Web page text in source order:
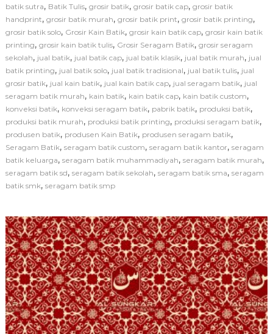
a
t
i
k
b
u
s
.
c
o
m
P
u
s
e
n
S
e
r
a
g
a
m
batik sutra, Batik Tulis, grosir batik, grosir batik cap, grosir batik
handprint, grosir batik murah, grosir batik print, grosir batik printing,
grosir batik solo, Grosir Kain Batik, grosir kain batik cap, grosir kain batik
printing, grosir kain batik tulis, Grosir Seragam Batik, grosir seragam
sekolah, jual batik, jual batik cap, jual batik klasik, jual batik murah, jual
batik printing, jual batik solo, jual batik tradisional, jual batik tulis, jual
grosir batik, jual kain batik, jual kain batik cap, jual seragam batik, jual
seragam batik murah, kain batik, kain batik cap, kain batik custom,
konveksi batik, konveksi seragam batik, pabrik batik, produksi batik,
produksi batik murah, produksi batik printing, produksi seragam batik,
produsen batik, produsen Kain Batik, produsen seragam batik,
Seragam Batik, seragam batik custom, seragam batik kantor, seragam
batik keluarga, seragam batik muhammadiyah, seragam batik murah,
seragam batik sd, seragam batik sekolah, seragam batik sma, seragam
batik smk, seragam batik smp